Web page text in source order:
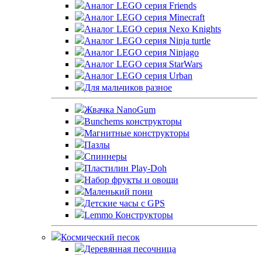
Аналог LEGO серия Friends
Аналог LEGO серия Minecraft
Аналог LEGO серия Nexo Knights
Аналог LEGO серия Ninja turtle
Аналог LEGO серия Ninjago
Аналог LEGO серия StarWars
Аналог LEGO серия Urban
Для мальчиков разное
Жвачка NanoGum
Bunchems конструкторы
Магнитные конструкторы
Пазлы
Спиннеры
Пластилин Play-Doh
Набор фрукты и овощи
Маленький пони
Детские часы с GPS
Lemmo Конструкторы
Космический песок
Деревянная песочница